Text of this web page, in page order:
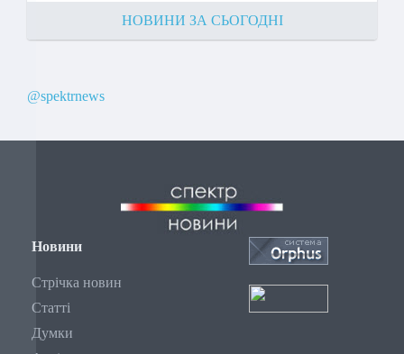
НОВИНИ ЗА СЬОГОДНІ
@spektrnews
Новини
Стрічка новин
Статті
Думки